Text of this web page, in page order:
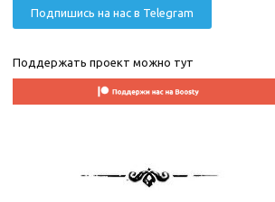
Подпишись на нас в Telegram
Поддержать проект можно тут